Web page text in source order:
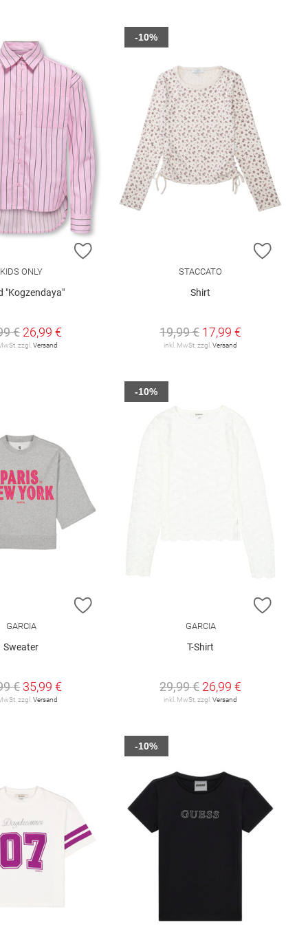
HINZUFÜGEN
KIDS ONLY
"Kogzendaya"
€ 26,99 €
zzgl.Versand
ZUR
STACCATO
Shirt
19,99 € 17,99 €
inkl. MwSt. zzgl.Versand
-10%
HINZUFÜGEN
GARCIA
Sweater
€ 35,99 €
zzgl.Versand
ZUR
GARCIA
T-Shirt
29,99 € 26,99 €
inkl. MwSt. zzgl.Versand
-10%
-10%